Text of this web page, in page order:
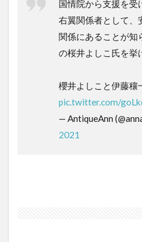
国情院から支援を受
右翼関係者として、
関係にあることが知
の桜井よしこ氏を挙
櫻井よしこと伊藤
pic.twitter.com/
— AntiqueAnn
2021